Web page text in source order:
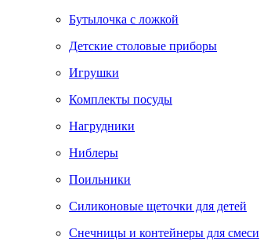
Бутылочка с ложкой
Детские столовые приборы
Игрушки
Комплекты посуды
Нагрудники
Ниблеры
Поильники
Силиконовые щеточки для детей
Снечницы и контейнеры для смеси